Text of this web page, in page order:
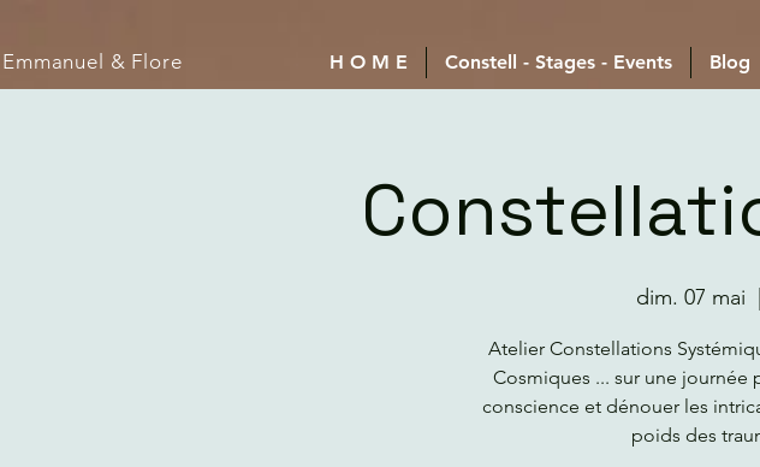
Emmanuel & Flore H O M E Constell - Stages - Events Blog
dim. 07 mai
Atelier Constellations
Cosmiques ... sur une
conscience et dénouer les